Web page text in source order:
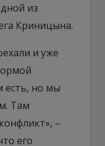
из
Криницына.
и уже
есть, но мы
Там
–
его